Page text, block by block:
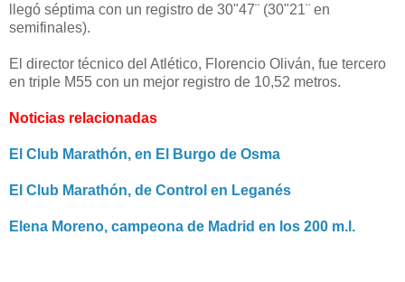
llegó séptima con un registro de 30"47¨ (30"21¨ en
semifinales).
El director técnico del Atlético, Florencio Oliván, fue tercero
en triple M55 con un mejor registro de 10,52 metros.
Noticias relacionadas
El Club Marathón, en El Burgo de Osma
El Club Marathón, de Control en Leganés
Elena Moreno, campeona de Madrid en los 200 m.l.